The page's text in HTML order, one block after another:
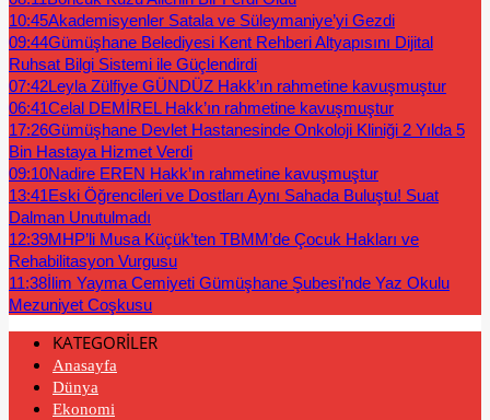
10:45Akademisyenler Satala ve Süleymaniye’yi Gezdi
09:44Gümüşhane Belediyesi Kent Rehberi Altyapısını Dijital
Ruhsat Bilgi Sistemi ile Güçlendirdi
07:42Leyla Zülfiye GÜNDÜZ Hakk’ın rahmetine kavuşmuştur
06:41Celal DEMİREL Hakk’ın rahmetine kavuşmuştur
17:26Gümüşhane Devlet Hastanesinde Onkoloji Kliniği 2 Yılda 5
Bin Hastaya Hizmet Verdi
09:10Nadire EREN Hakk’ın rahmetine kavuşmuştur
13:41Eski Öğrencileri ve Dostları Aynı Sahada Buluştu! Suat
Dalman Unutulmadı
12:39MHP’li Musa Küçük’ten TBMM’de Çocuk Hakları ve
Rehabilitasyon Vurgusu
11:38İlim Yayma Cemiyeti Gümüşhane Şubesi’nde Yaz Okulu
Mezuniyet Coşkusu
KATEGORİLER
Anasayfa
Dünya
Ekonomi